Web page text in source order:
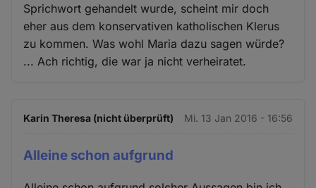
Sprichwort gehandelt wurde, scheint mir doch
eher aus dem konservativen katholischen Klerus
zu kommen. Was wohl Maria dazu sagen würde?
... Ach richtig, die war ja nicht verheiratet.
Karin Theresa (nicht überprüft) Mi. 13 Jan 2016 - 16:56
Alleine schon aufgrund